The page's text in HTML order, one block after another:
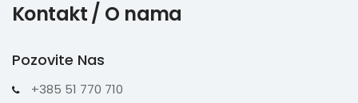
Kontakt / O nama
Pozovite Nas
+385 51 770 710